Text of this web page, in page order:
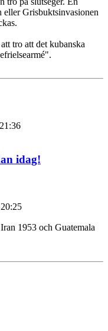
eller Grisbuktsinvasionen
tro att det kubanska
idag!
1953 och Guatemala